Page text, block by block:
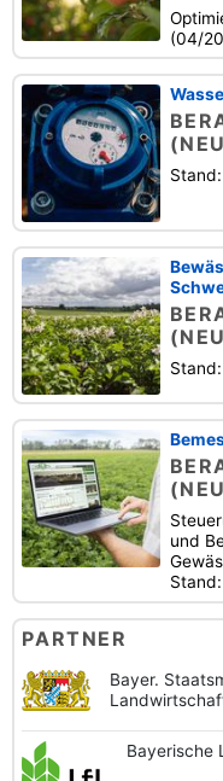
(04/
und
PARTNER
Bayer.
Bayerische